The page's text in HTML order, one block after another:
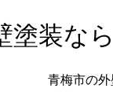
塗装な
青梅市の